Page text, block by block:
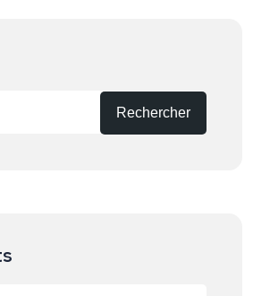
Rechercher